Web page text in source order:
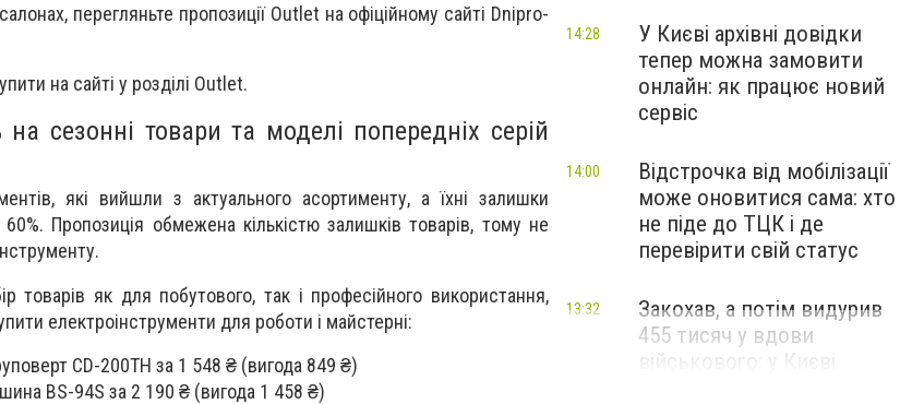
перегляньте пропозиції Outlet на офіційному сайті Dnipro-
на сайті у розділі Outlet.
сезонні товари та моделі попередніх серій
які вийшли з актуального асортименту, а їхні залишки
Пропозиція обмежена кількістю залишків товарів, тому не
товарів як для побутового, так і професійного використання,
електроінструменти для роботи і майстерні:
CD-200TH за 1 548 ₴ (вигода 849 ₴)
BS-94S за 2 190 ₴ (вигода 1 458 ₴)
У Києві архівні довідки
тепер можна замовити
онлайн: як працює новий
сервіс
14:28
Відстрочка від мобілізації
може оновитися сама: хто
не піде до ТЦК і де
перевірити свій статус
14:00
Закохав, а потім видурив
455 тисяч у вдови
військового: у Києві
13:32